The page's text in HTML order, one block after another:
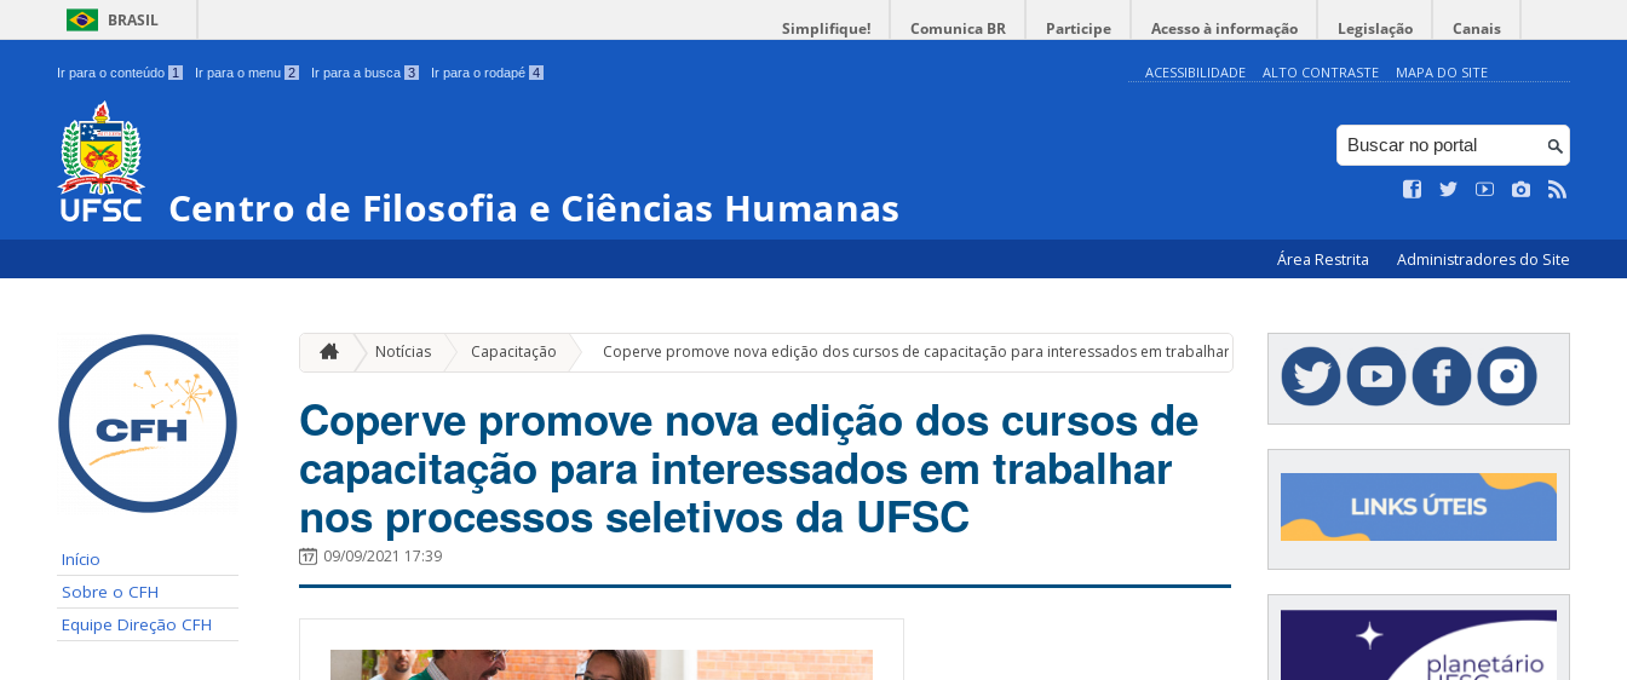
BRASIL Simplifique! Comunica BR Participe Acesso à informação Legislação Canais
Ir para o conteúdo 1 Ir para o menu 2 Ir para a busca 3 Ir para o rodapé 4 ACESSIBILIDADE ALTO CONTRASTE MAPA DO SITE
Centro de Filosofia e Ciências Humanas
Área Restrita Administradores do Site
Início
Sobre o CFH
Equipe Direção CFH
Notícias Capacitação » Coperve promove nova edição dos cursos de capacitação para interessados em trabalhar nos processos seletivos da UFSC
Coperve promove nova edição dos cursos de
capacitação para interessados em trabalhar
nos processos seletivos da UFSC
09/09/2021 17:39